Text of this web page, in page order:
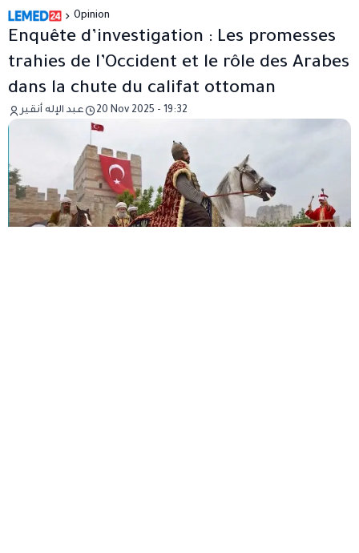
Opinion
Enquête d’investigation : Les promesses
trahies de l’Occident et le rôle des Arabes
dans la chute du califat ottoman
عبد الإله أنقير 20 Nov 2025 - 19:32